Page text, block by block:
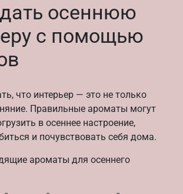
осеннюю
с помощью
что интерьер — это не только
Правильные ароматы могут
в осеннее настроение,
и почувствовать себя дома.
ароматы для осеннего